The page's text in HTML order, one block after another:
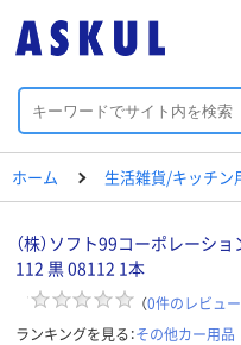
ホーム 生活雑貨/キッチン
（株）ソフト99コーポレーシ
112 黒 08112 1本
（0件のレビュー
ランキングを見る：その他カー用品